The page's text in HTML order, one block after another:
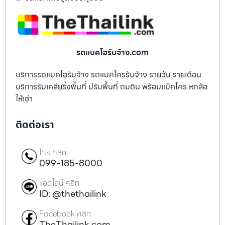
รถแบคโฮรับจ้าง.com
บริการรถแบคโฮรับจ้าง รถแมคโครรับจ้าง รายวัน รายเดือน
บริการรับเคลียริ่งพื้นที่ ปรับพื้นที่ ถมดิน พร้อมแม็คโคร หกล้อ
ให้เช่า
ติดต่อเรา
โทร คลิก
099-185-8000
แอดไลน์ คลิก
ID: @thethailink
Facebook คลิก